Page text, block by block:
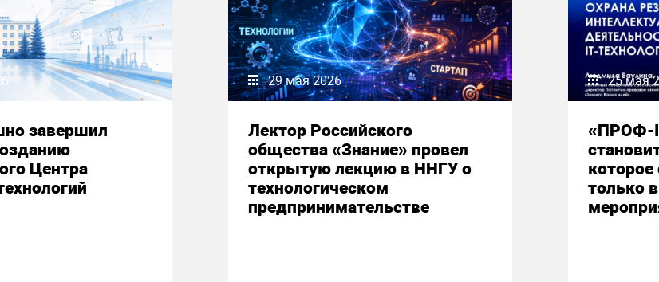
завершил
Центра
29 мая 2026
Лектор Российского
общества «Знание» провел
открытую лекцию в ННГУ о
технологическом
предпринимательстве
25 мая
«ПРОФ-
только